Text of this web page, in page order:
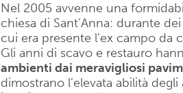
Nel 2005 avvenne una
chiesa di Sant’Anna: durante
cui era presente l’ex campo da
Gli anni di scavo e restauro
ambienti dai meravigliosi
dimostrano l’elevata abilità